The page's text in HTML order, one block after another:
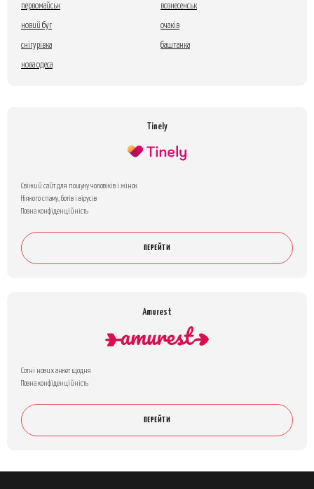
первомайськ вознесенськ
новий буг очаків
снігурівка баштанка
нова одеса
Tinely
Свіжий сайт для пошуку чоловіків і жінок
Ніякого спаму, ботів і вірусів
Повна конфіденційність
ПЕРЕЙТИ
Amurest
Сотні нових анкет щодня
Повна конфіденційність
ПЕРЕЙТИ